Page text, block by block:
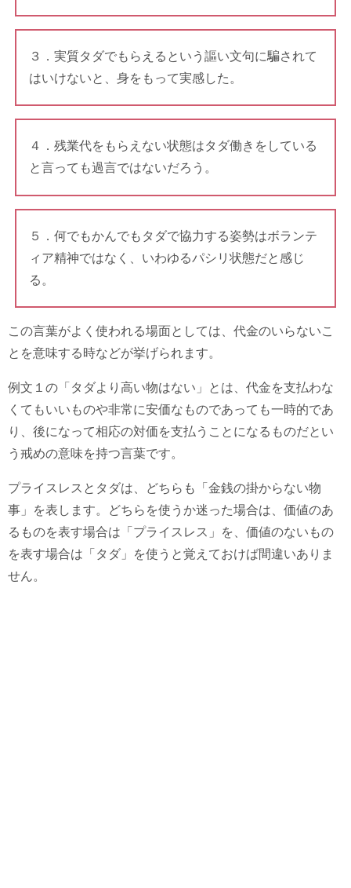
３．実質タダでもらえるという謳い文句に騙されて
はいけないと、身をもって実感した。
４．残業代をもらえない状態はタダ働きをしている
と言っても過言ではないだろう。
５．何でもかんでもタダで協力する姿勢はボランテ
ィア精神ではなく、いわゆるパシリ状態だと感じ
る。
この言葉がよく使われる場面としては、代金のいらないこ
とを意味する時などが挙げられます。
例文１の「タダより高い物はない」とは、代金を支払わな
くてもいいものや非常に安価なものであっても一時的であ
り、後になって相応の対価を支払うことになるものだとい
う戒めの意味を持つ言葉です。
プライスレスとタダは、どちらも「金銭の掛からない物
事」を表します。どちらを使うか迷った場合は、価値のあ
るものを表す場合は「プライスレス」を、価値のないもの
を表す場合は「タダ」を使うと覚えておけば間違いありま
せん。